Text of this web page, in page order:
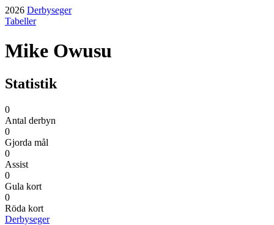
2026 Derbyseger
Tabeller
Mike Owusu
Statistik
0
Antal derbyn
0
Gjorda mål
0
Assist
0
Gula kort
0
Röda kort
Derbyseger